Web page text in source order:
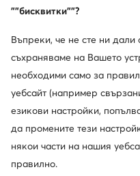
Актуална цена
89,99€
Най-ниска цена 99,99 € -10%
""бисквитки""?
Въпреки, че не сте ни
съхраняваме на Вашето
необходими само за
уебсайт (например
езикови настройки,
да промените тези
някои части на нашия
правилно.